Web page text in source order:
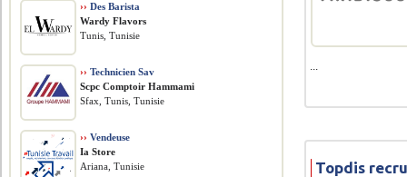
...
Topdis
›› Des Barista
Wardy Flavors
Tunis, Tunisie
›› Technicien Sav
Scpc Comptoir Hammami
Sfax, Tunis, Tunisie
›› Vendeuse
Ia Store
Ariana, Tunisie